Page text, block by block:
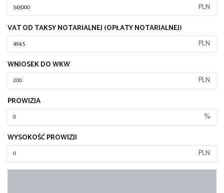
PLN
VAT OD TAKSY NOTARIALNEJ (OPŁATY NOTARIALNEJ)
PLN
WNIOSEK DO WKW
PLN
PROWIZJA
%
WYSOKOŚĆ PROWIZJI
PLN